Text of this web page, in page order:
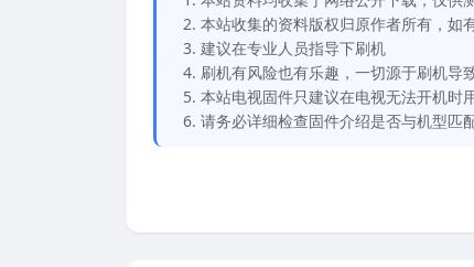
本站收集的资料版权归原作者所有，
建议在专业人员指导下刷机
刷机有风险也有乐趣，一切源于刷机导
本站电视固件只建议在电视无法开机时
请务必详细检查固件介绍是否与机型匹